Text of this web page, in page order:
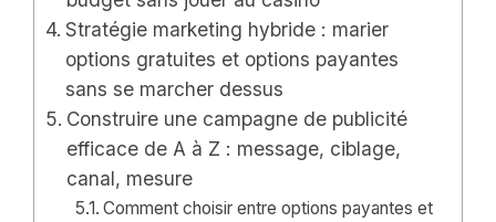
Stratégie marketing hybride : marier
options gratuites et options payantes
sans se marcher dessus
Construire une campagne de publicité
efficace de A à Z : message, ciblage,
canal, mesure
Comment choisir entre options payantes et